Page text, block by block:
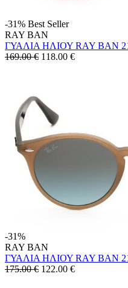
-31% Best Seller
RAY BAN
ΓΥΑΛΙΑ ΗΛΙΟΥ RAY BAN
169.00 € 118.00 €
-31%
RAY BAN
ΓΥΑΛΙΑ ΗΛΙΟΥ RAY BAN
175.00 € 122.00 €